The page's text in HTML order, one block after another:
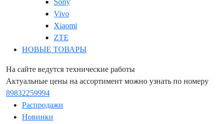
Sony
Vivo
Xiaomi
ZTE
НОВЫЕ ТОВАРЫ
На сайте ведутся технические работы
Актуальные цены на ассортимент можно узнать по номеру
89832259994
Распродажи
Новинки